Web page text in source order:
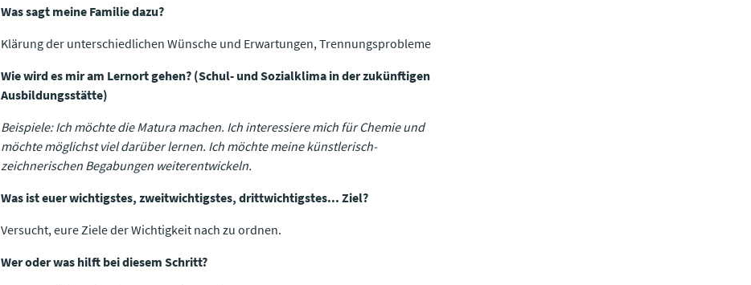
Was sagt meine Familie dazu?
Klärung der unterschiedlichen Wünsche und Erwartungen, Trennungsprobleme
Wie wird es mir am Lernort gehen? (Schul- und Sozialklima in der zukünftigen
Ausbildungsstätte)
Beispiele: Ich möchte die Matura machen. Ich interessiere mich für Chemie und
möchte möglichst viel darüber lernen. Ich möchte meine künstlerisch-
zeichnerischen Begabungen weiterentwickeln.
Was ist euer wichtigstes, zweitwichtigstes, drittwichtigstes... Ziel?
Versucht, eure Ziele der Wichtigkeit nach zu ordnen.
​​​​​​​Wer oder was hilft bei diesem Schritt?